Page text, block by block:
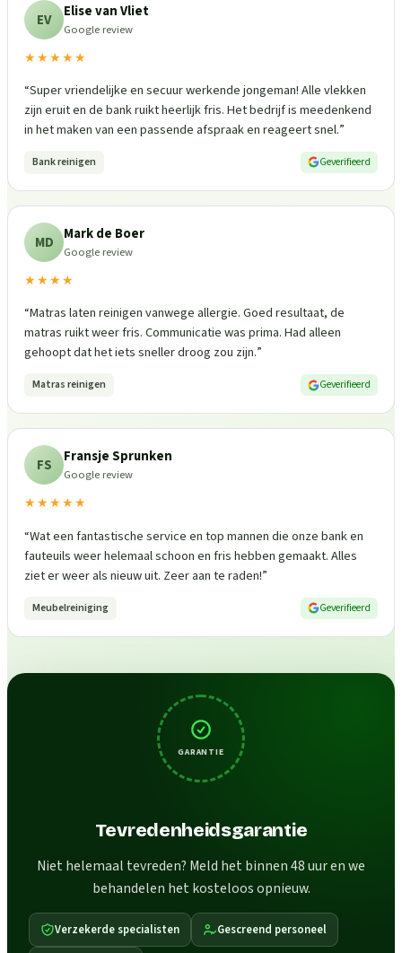
EV Elise van Vliet
Google review
★★★★★
“Super vriendelijke en secuur werkende jongeman! Alle vlekken
zijn eruit en de bank ruikt heerlijk fris. Het bedrijf is meedenkend
in het maken van een passende afspraak en reageert snel.”
Bank reinigen Geverifieerd
MD Mark de Boer
Google review
★★★★
“Matras laten reinigen vanwege allergie. Goed resultaat, de
matras ruikt weer fris. Communicatie was prima. Had alleen
gehoopt dat het iets sneller droog zou zijn.”
Matras reinigen Geverifieerd
FS Fransje Sprunken
Google review
★★★★★
“Wat een fantastische service en top mannen die onze bank en
fauteuils weer helemaal schoon en fris hebben gemaakt. Alles
ziet er weer als nieuw uit. Zeer aan te raden!”
Meubelreiniging Geverifieerd
GARANTIE
Tevredenheidsgarantie
Niet helemaal tevreden? Meld het binnen 48 uur en we
behandelen het kosteloos opnieuw.
Verzekerde specialisten Gescreend personeel